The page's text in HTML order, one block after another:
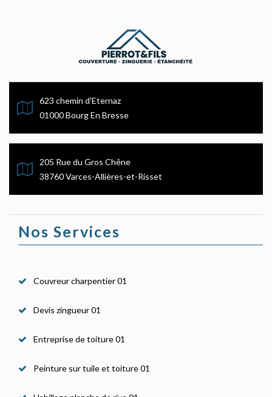
623 chemin d'Eternaz
01000 Bourg En Bresse
205 Rue du Gros Chêne
38760 Varces-Allières-et-Risset
Nos Services
Couvreur charpentier 01
Devis zingueur 01
Entreprise de toiture 01
Peinture sur tuile et toiture 01